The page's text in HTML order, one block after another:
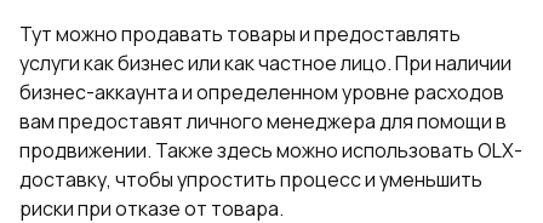
Тут можно продавать товары и предоставлять
услуги как бизнес или как частное лицо. При наличии
бизнес-аккаунта и определенном уровне расходов
вам предоставят личного менеджера для помощи в
продвижении. Также здесь можно использовать OLX-
доставку, чтобы упростить процесс и уменьшить
риски при отказе от товара.